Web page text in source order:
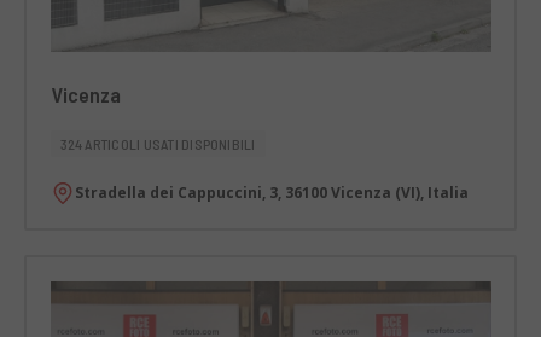
Vicenza
324 ARTICOLI USATI DISPONIBILI
Stradella dei Cappuccini, 3, 36100 Vicenza (VI), Italia